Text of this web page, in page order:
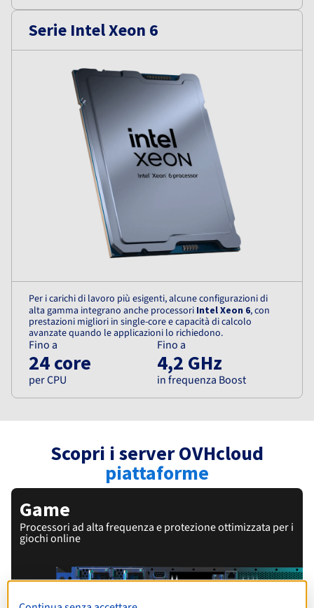
Serie Intel Xeon 6
Per i carichi di lavoro più esigenti, alcune configurazioni di
alta gamma integrano anche processori Intel Xeon 6, con
prestazioni migliori in single-core e capacità di calcolo
avanzate quando le applicazioni lo richiedono.
Fino a
24 core
per CPU
Fino a
4,2 GHz
in frequenza Boost
Scopri i server OVHcloud
piattaforme
Game
Processori ad alta frequenza e protezione ottimizzata per i
giochi online